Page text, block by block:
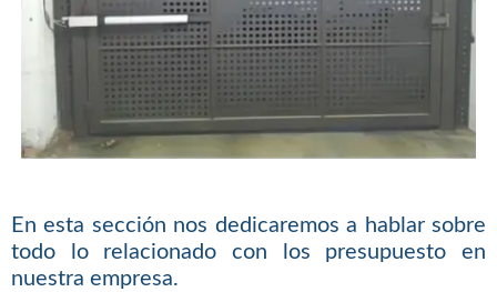
En esta sección nos dedicaremos a hablar sobre
todo lo relacionado con los presupuesto en
nuestra empresa.